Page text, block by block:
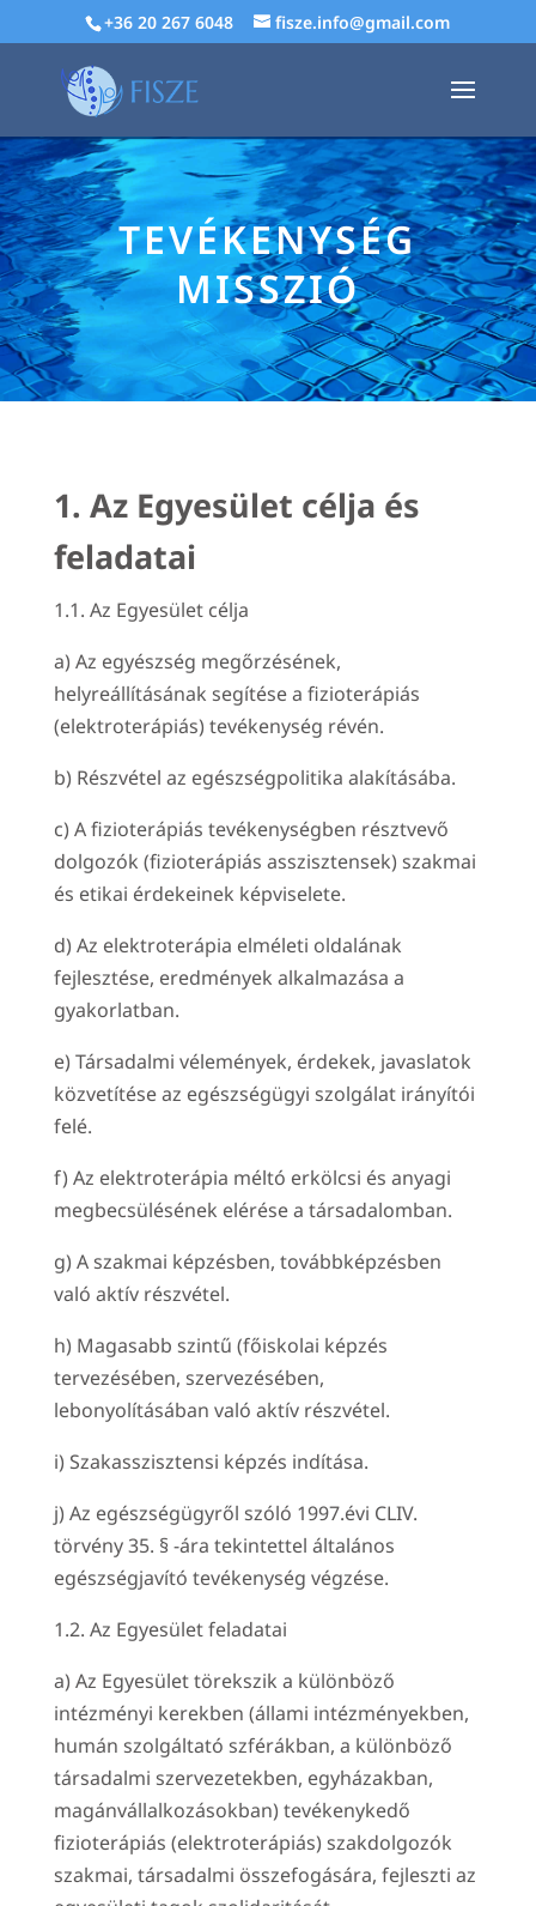
+36 20 267 6048 fisze.info@gmail.com
TEVÉKENYSÉG
MISSZIÓ
1. Az Egyesület célja és
feladatai
1.1. Az Egyesület célja
a) Az egyészség megőrzésének,
helyreállításának segítése a fizioterápiás
(elektroterápiás) tevékenység révén.
b) Részvétel az egészségpolitika alakításába.
c) A fizioterápiás tevékenységben résztvevő
dolgozók (fizioterápiás asszisztensek) szakmai
és etikai érdekeinek képviselete.
d) Az elektroterápia elméleti oldalának
fejlesztése, eredmények alkalmazása a
gyakorlatban.
e) Társadalmi vélemények, érdekek, javaslatok
közvetítése az egészségügyi szolgálat irányítói
felé.
f) Az elektroterápia méltó erkölcsi és anyagi
megbecsülésének elérése a társadalomban.
g) A szakmai képzésben, továbbképzésben
való aktív részvétel.
h) Magasabb szintű (főiskolai képzés
tervezésében, szervezésében,
lebonyolításában való aktív részvétel.
i) Szakasszisztensi képzés indítása.
j) Az egészségügyről szóló 1997.évi CLIV.
törvény 35. § -ára tekintettel általános
egészségjavító tevékenység végzése.
1.2. Az Egyesület feladatai
a) Az Egyesület törekszik a különböző
intézményi kerekben (állami intézményekben,
humán szolgáltató szférákban, a különböző
társadalmi szervezetekben, egyházakban,
magánvállalkozásokban) tevékenykedő
fizioterápiás (elektroterápiás) szakdolgozók
szakmai, társadalmi összefogására, fejleszti az